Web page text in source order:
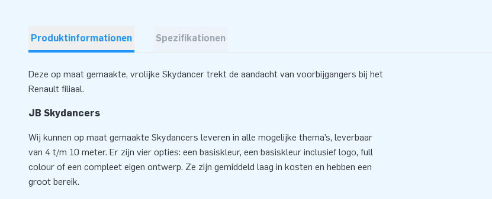
Produktinformationen Spezifikationen
Deze op maat gemaakte, vrolijke Skydancer trekt de aandacht van voorbijgangers bij het
Renault filiaal.
JB Skydancers
Wij kunnen op maat gemaakte Skydancers leveren in alle mogelijke thema’s, leverbaar
van 4 t/m 10 meter. Er zijn vier opties: een basiskleur, een basiskleur inclusief logo, full
colour of een compleet eigen ontwerp. Ze zijn gemiddeld laag in kosten en hebben een
groot bereik.